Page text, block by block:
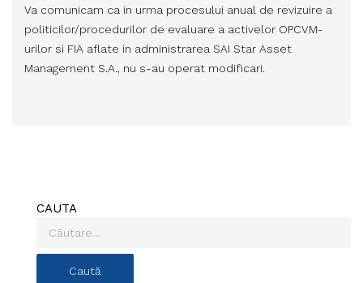
Va comunicam ca in urma procesului anual de revizuire a
politicilor/procedurilor de evaluare a activelor OPCVM-
urilor si FIA aflate in administrarea SAI Star Asset
Management S.A., nu s-au operat modificari.
CAUTA